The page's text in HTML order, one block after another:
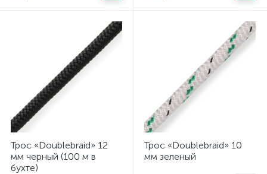
Трос «Doublebraid» 12
мм черный (100 м в
бухте)
Трос «Doublebraid» 10
мм зеленый